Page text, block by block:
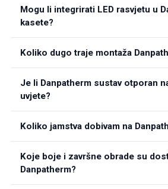
Mogu li integrirati LED rasvjetu u
kasete?
Koliko dugo traje montaža
Je li Danpatherm sustav otporan
uvjete?
Koliko jamstva dobivam na
Koje boje i završne obrade su
Danpatherm?